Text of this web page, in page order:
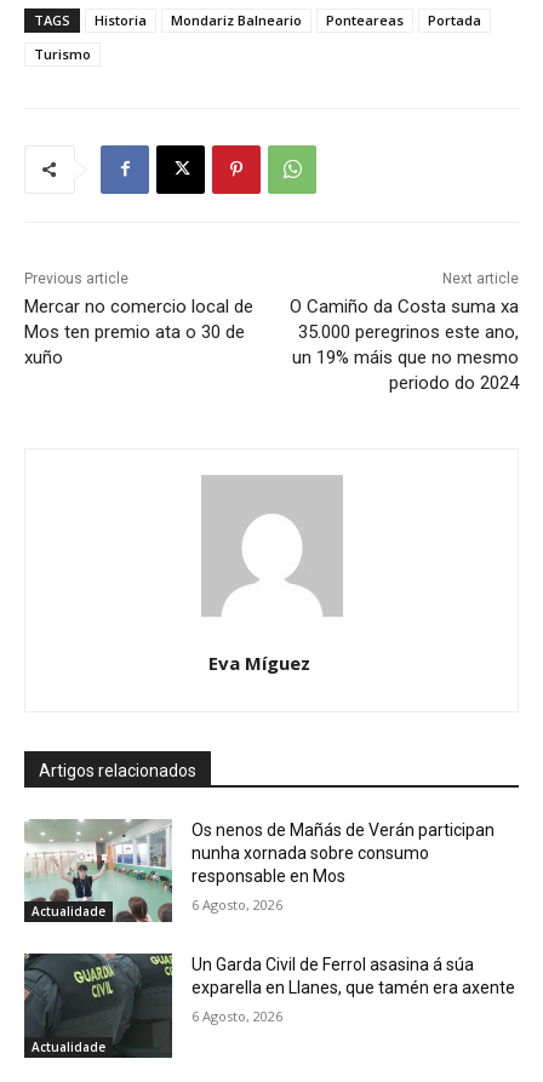
TAGS Historia Mondariz Balneario Ponteareas
Portada
Turismo
Previous article
Mercar no comercio local de
Mos ten premio ata o 30 de
xuño
Next article
O Camiño da Costa suma xa
35.000 peregrinos este ano,
un 19% máis que no mesmo
periodo do 2024
Eva Míguez
Artigos relacionados
Actualidade
Os nenos de Mañás de Verán participan
nunha xornada sobre consumo
responsable en Mos
6 Agosto, 2026
Actualidade
Un Garda Civil de Ferrol asasina á súa
exparella en Llanes, que tamén era axente
6 Agosto, 2026